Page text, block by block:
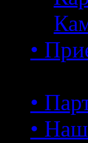
•
•
•